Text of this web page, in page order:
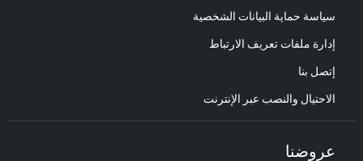
سياسة حماية البيانات الشخصية
إدارة ملفات تعريف الارتباط
إتصل بنا
الاحتيال والنصب عبر الإنترنت
عروضنا